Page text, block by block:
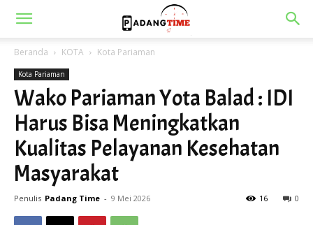
Beranda KOTA Kota Pariaman
Kota Pariaman
Wako Pariaman Yota Balad : IDI
Harus Bisa Meningkatkan
Kualitas Pelayanan Kesehatan
Masyarakat
Penulis Padang Time - 9 Mei 2026 0
16